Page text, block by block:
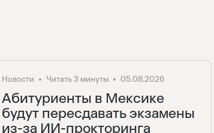
Новости Читать 3 минуты 05.08.2026
Абитуриенты в Мексике
будут пересдавать экзамены
из-за ИИ-прокторинга